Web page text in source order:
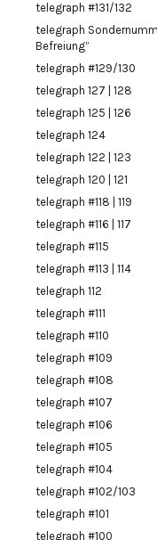
telegraph #131/132
telegraph
Befreiung”
telegraph #129/130
telegraph 127 | 128
telegraph 125 | 126
telegraph 124
telegraph 122 | 123
telegraph 120 | 121
telegraph #118 | 119
telegraph #116 | 117
telegraph #115
telegraph #113 | 114
telegraph 112
telegraph #111
telegraph #110
telegraph #109
telegraph #108
telegraph #107
telegraph #106
telegraph #105
telegraph #104
telegraph #102/103
telegraph #101
telegraph #100